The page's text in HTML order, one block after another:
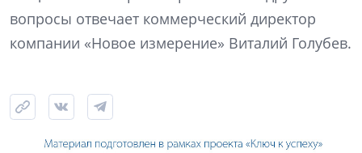
вопросы отвечает коммерческий директор
компании «Новое измерение» Виталий Голубев.